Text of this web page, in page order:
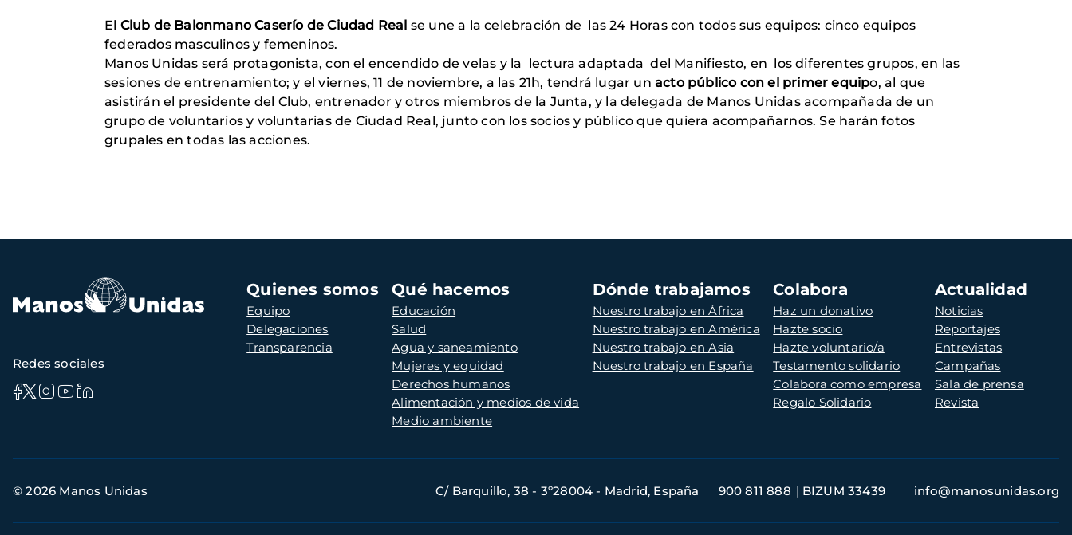
El Club de Balonmano Caserío de Ciudad Real se une a la celebración de las 24 Horas con todos sus equipos: cinco equipos
federados masculinos y femeninos.
Manos Unidas será protagonista, con el encendido de velas y la lectura adaptada del Manifiesto, en los diferentes grupos, en las
sesiones de entrenamiento; y el viernes, 11 de noviembre, a las 21h, tendrá lugar un acto público con el primer equipo, al que
asistirán el presidente del Club, entrenador y otros miembros de la Junta, y la delegada de Manos Unidas acompañada de un
grupo de voluntarios y voluntarias de Ciudad Real, junto con los socios y público que quiera acompañarnos. Se harán fotos
grupales en todas las acciones.
Navegación
principal
Quienes somos
Equipo
Delegaciones
Transparencia
Qué hacemos
Educación
Salud
Agua y saneamiento
Mujeres y equidad
Derechos humanos
Alimentación y medios de vida
Medio ambiente
Dónde trabajamos
Nuestro trabajo en África
Nuestro trabajo en América
Nuestro trabajo en Asia
Nuestro trabajo en España
Colabora
Haz un donativo
Hazte socio
Hazte voluntario/a
Testamento solidario
Colabora como empresa
Regalo Solidario
Actualidad
Noticias
Reportajes
Entrevistas
Campañas
Sala de prensa
Revista
Redes sociales
de
© 2026 Manos Unidas C/ Barquillo, 38 - 3º28004 - Madrid, España 900 811 888 BIZUM 33439 info@manosunidas.org